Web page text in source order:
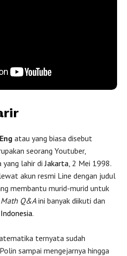
atau yang biasa disebut
seorang Youtuber,
yang lahir diJakarta , 2 Mei 1998.
akun resmi Line dengan judul
membantu murid-murid untuk
Math Q&A ini banyak diikuti dan
Indonesia.
ternyata sudah
sampai mengejarnya hingga